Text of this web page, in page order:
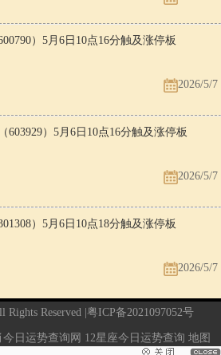
）5月6日10点16分触及涨停板
2026/5/7
603929）5月6日10点16分触及涨停板
2026/5/7
）5月6日10点18分触及涨停板
2026/5/7
Reserved | 粤ICP备2021097052号
今日运势查询网 12星座今日运势查询 地图